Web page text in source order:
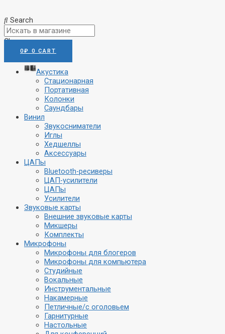
Search
Close
0₽ 0 CART
Акустика
Стационарная
Портативная
Колонки
Саундбары
Винил
Звукосниматели
Иглы
Хедшеллы
Аксессуары
ЦАПы
Bluetooth-ресиверы
ЦАП-усилители
ЦАПы
Усилители
Звуковые карты
Внешние звуковые карты
Микшеры
Комплекты
Микрофоны
Микрофоны для блогеров
Микрофоны для компьютера
Студийные
Вокальные
Инструментальные
Накамерные
Петличные/с оголовьем
Гарнитурные
Настольные